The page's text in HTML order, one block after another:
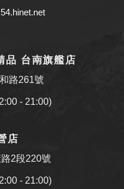
品 台南旗艦店
路261號
- 21:00)
店
2段220號
- 21:00)